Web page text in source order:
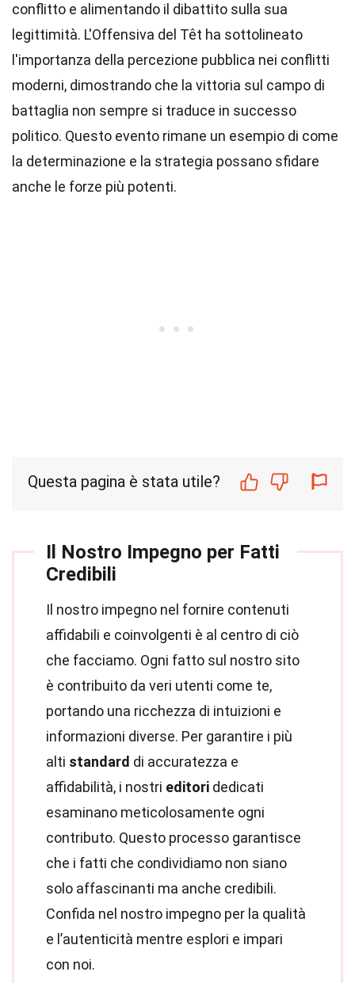
conflitto e alimentando il dibattito sulla sua
legittimità. L'Offensiva del Têt ha sottolineato
l'importanza della percezione pubblica nei conflitti
moderni, dimostrando che la vittoria sul campo di
battaglia non sempre si traduce in successo
politico. Questo evento rimane un esempio di come
la determinazione e la strategia possano sfidare
anche le forze più potenti.
Questa pagina è stata utile?
Il Nostro Impegno per Fatti
Credibili
Il nostro impegno nel fornire contenuti
affidabili e coinvolgenti è al centro di ciò
che facciamo. Ogni fatto sul nostro sito
è contribuito da veri utenti come te,
portando una ricchezza di intuizioni e
informazioni diverse. Per garantire i più
alti standard di accuratezza e
affidabilità, i nostri editori dedicati
esaminano meticolosamente ogni
contributo. Questo processo garantisce
che i fatti che condividiamo non siano
solo affascinanti ma anche credibili.
Confida nel nostro impegno per la qualità
e l’autenticità mentre esplori e impari
con noi.